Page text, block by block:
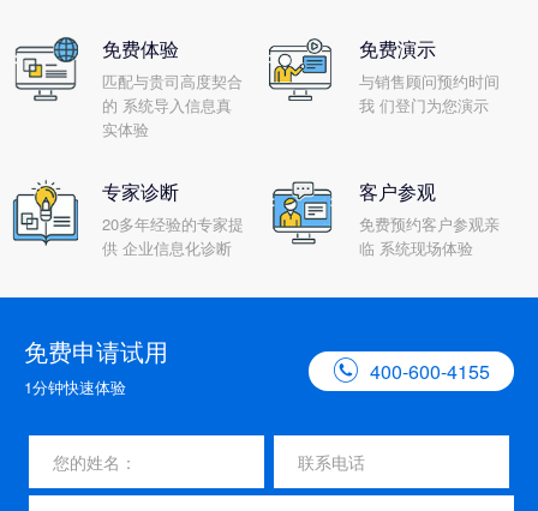
免费体验
匹配与贵司高度契合
的 系统导入信息真
实体验
免费演示
与销售顾问预约时间
我 们登门为您演示
专家诊断
20多年经验的专家提
供 企业信息化诊断
客户参观
免费预约客户参观亲
临 系统现场体验
免费申请试用
1分钟快速体验
 400-600-4155